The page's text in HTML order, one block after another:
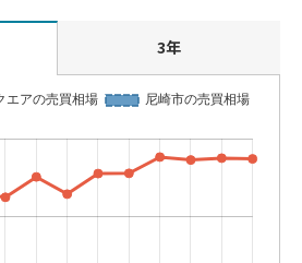
3年